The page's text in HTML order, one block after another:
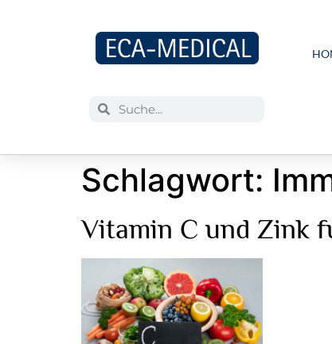
Schlagwort:
Vitamin C und Zink